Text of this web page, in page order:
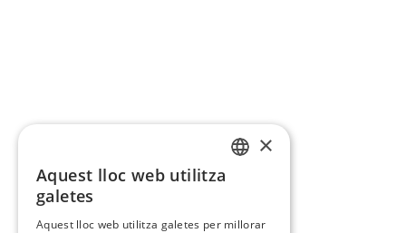
×
Aquest lloc web utilitza
galetes
Aquest lloc web utilitza galetes per millorar